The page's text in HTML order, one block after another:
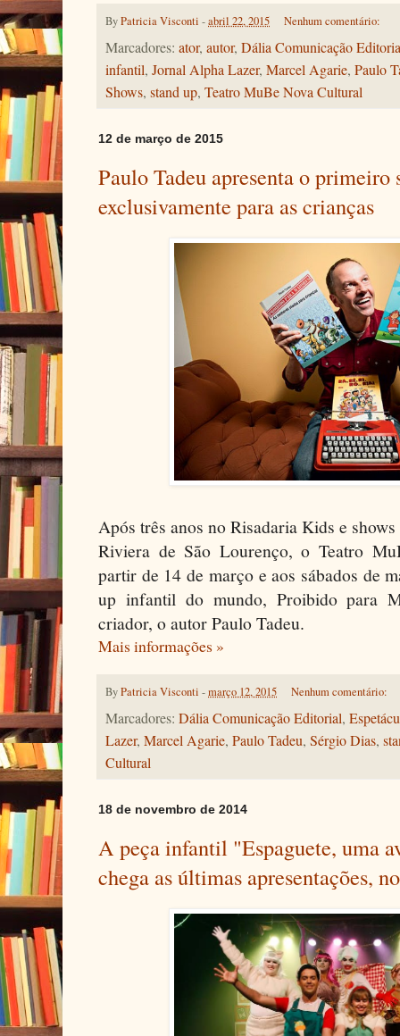
ByPatricia Visconti -abril 22, 2015 Nenhum comentário:
Marcadores: ator, autor, Dália Comunicação
infantil, Jornal Alpha Lazer, Marcel Agarie, Paulo
Shows, stand up, Teatro MuBe Nova Cultural
12 de março de 2015
Paulo Tadeu apresenta o primeiro
exclusivamente para as crianças
Após três anos no Risadaria Kids e
Riviera de São Lourenço, o Teatro
partir de 14 de março e aos sábados de
up infantil do mundo, Proibido para
criador, o autor Paulo Tadeu.
Mais informações »
ByPatricia Visconti -março 12, 2015 Nenhum comentário:
Marcadores: Dália Comunicação Editorial,
Lazer, Marcel Agarie, Paulo Tadeu, Sérgio Dias,
Cultural
18 de novembro de 2014
A peça infantil "Espaguete, uma
chega as últimas apresentações,